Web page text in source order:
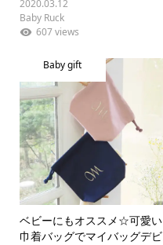
2020.03.12
Baby Ruck
607 views
Baby gift
ベビーにもオススメ☆可愛い
巾着バッグでマイバッグデビ